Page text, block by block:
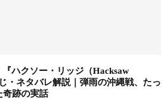
『ハクソー・リッジ（Hacksaw
・ネタバレ解説｜弾雨の沖縄戦、たっ
奇跡の実話